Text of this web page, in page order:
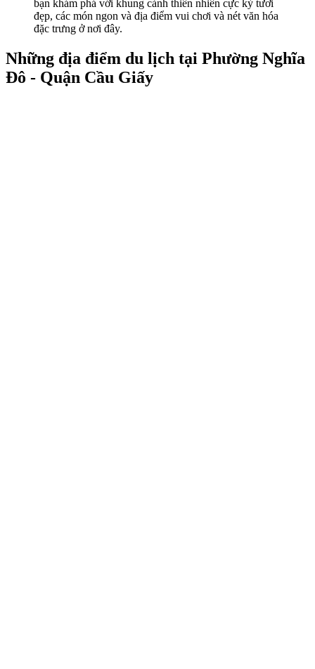
bạn khám phá với khung cảnh thiên nhiên cực kỳ tươi
đẹp, các món ngon và địa điểm vui chơi và nét văn hóa
đặc trưng ở nơi đây.
Những địa điểm du lịch tại Phường Nghĩa
Đô - Quận Cầu Giấy